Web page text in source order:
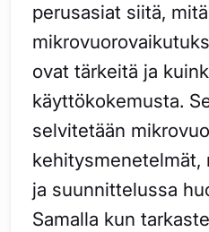
perusasiat siitä, mitä
ovat tärkeitä ja
käyttökokemusta.
selvitetään
ja suunnittelussa
Samalla kun